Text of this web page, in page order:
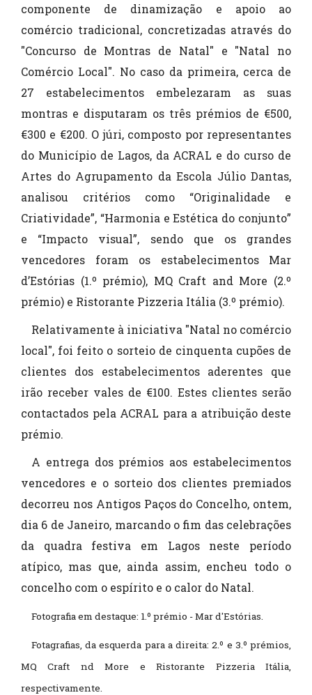
componente de dinamização e apoio ao
comércio tradicional, concretizadas através do
"Concurso de Montras de Natal" e "Natal no
Comércio Local". No caso da primeira, cerca de
27 estabelecimentos embelezaram as suas
montras e disputaram os três prémios de €500,
€300 e €200. O júri, composto por representantes
do Município de Lagos, da ACRAL e do curso de
Artes do Agrupamento da Escola Júlio Dantas,
analisou critérios como “Originalidade e
Criatividade”, “Harmonia e Estética do conjunto”
e “Impacto visual”, sendo que os grandes
vencedores foram os estabelecimentos Mar
d’Estórias (1.º prémio), MQ Craft and More (2.º
prémio) e Ristorante Pizzeria Itália (3.º prémio).
Relativamente à iniciativa "Natal no comércio
local", foi feito o sorteio de cinquenta cupões de
clientes dos estabelecimentos aderentes que
irão receber vales de €100. Estes clientes serão
contactados pela ACRAL para a atribuição deste
prémio.
A entrega dos prémios aos estabelecimentos
vencedores e o sorteio dos clientes premiados
decorreu nos Antigos Paços do Concelho, ontem,
dia 6 de Janeiro, marcando o fim das celebrações
da quadra festiva em Lagos neste período
atípico, mas que, ainda assim, encheu todo o
concelho com o espírito e o calor do Natal.
Fotografia em destaque: 1.º prémio - Mar d'Estórias.
Fotagrafias, da esquerda para a direita: 2.º e 3.º prémios,
MQ Craft nd More e Ristorante Pizzeria Itália,
respectivamente.